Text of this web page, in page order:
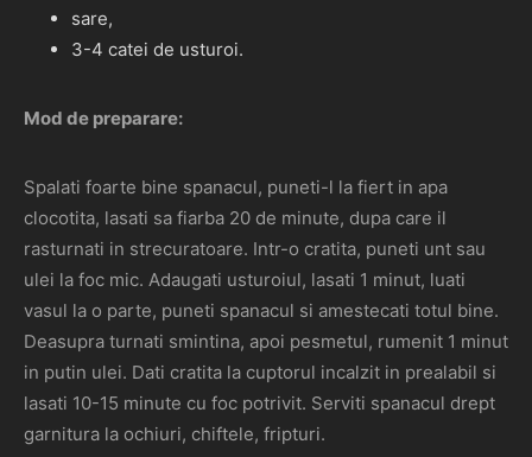
sare,
3-4 catei de usturoi.
Mod de preparare:
Spalati foarte bine spanacul, puneti-l la fiert in apa
clocotita, lasati sa fiarba 20 de minute, dupa care il
rasturnati in strecuratoare. Intr-o cratita, puneti unt sau
ulei la foc mic. Adaugati usturoiul, lasati 1 minut, luati
vasul la o parte, puneti spanacul si amestecati totul bine.
Deasupra turnati smintina, apoi pesmetul, rumenit 1 minut
in putin ulei. Dati cratita la cuptorul incalzit in prealabil si
lasati 10-15 minute cu foc potrivit. Serviti spanacul drept
garnitura la ochiuri, chiftele, fripturi.